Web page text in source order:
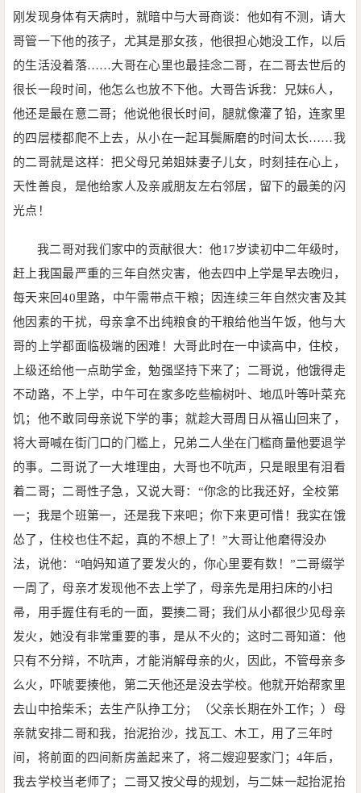
刚发现身体有天病时，就暗中与大哥商谈：他如有不测，请大
哥管一下他的孩子，尤其是那女孩，他很担心她没工作，以后
的生活没着落……大哥在心里也最挂念二哥，在二哥去世后的
很长一段时间，他怎么也放不下他。大哥告诉我：兄妹6人，
他还是最在意二哥；他说他很长时间，腿就像灌了铅，连家里
的四层楼都爬不上去，从小在一起耳鬓厮磨的时间太长……我
的二哥就是这样：把父母兄弟姐妹妻子儿女，时刻挂在心上，
天性善良，是他给家人及亲戚朋友左右邻居，留下的最美的闪
光点！
我二哥对我们家中的贡献很大：他17岁读初中二年级时，
赶上我国最严重的三年自然灾害，他去四中上学是早去晚归，
每天来回40里路，中午需带点干粮；因连续三年自然灾害及其
他因素的干扰，母亲拿不出纯粮食的干粮给他当午饭，他与大
哥的上学都面临极端的困难！大哥此时在一中读高中，住校，
上级还给他一点助学金，勉强坚持下来了；二哥说，他饿得走
不动路，不上学，中午可在家多吃些榆树叶、地瓜叶等叶菜充
饥；他不敢同母亲说下学的事；就趁大哥周日从福山回来了，
将大哥喊在街门口的门槛上，兄弟二人坐在门槛商量他要退学
的事。二哥说了一大堆理由，大哥也不吭声，只是眼里有泪看
着二哥；二哥性子急，又说大哥：“你念的比我还好，全校第
一；我是个班第一，还是我下来吧；你下来更可惜！我实在饿
怂了，住校也住不起，真的不想上了！”大哥让他磨得没办
法，说他：“咱妈知道了要发火的，你心里要有数！”二哥缀学
一周了，母亲才发现他不去上学了，母亲先是用扫床的小扫
帚，用手握住有毛的一面，要揍二哥；我们从小都很少见母亲
发火，她没有非常重要的事，是从不火的；这时二哥知道：他
只有不分辩，不吭声，才能消解母亲的火，因此，不管母亲多
么火，吓唬要揍他，第二天他还是没去学校。他就开始帮家里
去山中拾柴禾；去生产队挣工分；（父亲长期在外工作；）母
亲就安排二哥和我，抬泥抬沙，找瓦工、木工，用了三年时
间，将前面的四间新房盖起来了，将二嫂迎娶家门；4年后，
我去学校当老师了；二哥又按父母的规划，与二妹一起抬泥抬